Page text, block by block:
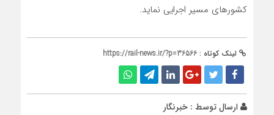
کشورهای مسیر اجرایی نماید.
لینک کوتاه : https://rail-news.ir/?p=36566
ارسال توسط : خبرنگار